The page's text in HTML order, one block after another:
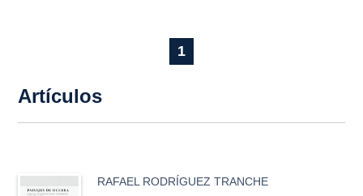
1
Artículos
RAFAEL RODRÍGUEZ TRANCHE